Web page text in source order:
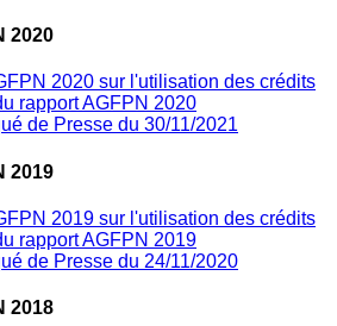
2020
2020 sur l'utilisation des crédits
rapport AGFPN 2020
de Presse du 30/11/2021
2019
2019 sur l'utilisation des crédits
rapport AGFPN 2019
de Presse du 24/11/2020
2018